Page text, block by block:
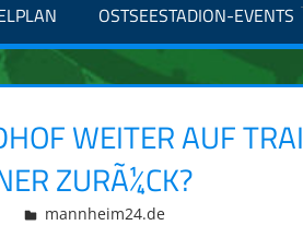
OSTSEESTADION-EVENTS
WEITER AUF
ZURÃ¼CK?
integromat
mannheim24.de